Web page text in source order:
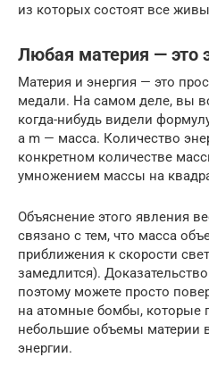
из которых состоят все
Любая материя — это
Материя и энергия — это
медали. На самом деле, вы
когда-нибудь видели
а m — масса. Количество
конкретном количестве
умножением массы на
Объяснение этого явления
связано с тем, что масса
приближения к скорости
замедлится).
поэтому можете просто
на атомные бомбы, которые
небольшие объемы
энергии.